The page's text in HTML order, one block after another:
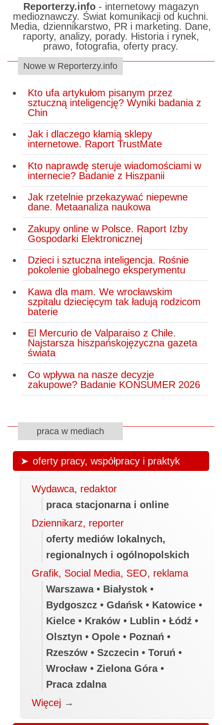
Reporterzy.info- internetowy magazyn
medioznawczy. Świat komunikacji od kuchni.
Media, dziennikarstwo, PR i marketing. Dane,
raporty, analizy, porady. Historia i rynek,
prawo, fotografia, oferty pracy.
Nowe w Reporterzy.info
Kto ufa artykułom pisanym przez
sztuczną inteligencję? Wyniki badania z
Chin
Jak i dlaczego kłamią sklepy
internetowe. Raport TrustMate
Kto naprawdę steruje wiadomościami w
internecie? Badanie z Hiszpanii
Jak rzetelnie przekazywać niepewne
dane. Metaanaliza naukowa
Zakupy online w Polsce. Raport Izby
Gospodarki Elektronicznej
Dzieci i sztuczna inteligencja. Rośnie
pokolenie globalnego eksperymentu
Kawa dla mam. We wrocławskim
szpitalu dziecięcym tak ładują rodzicom
baterie
El Mercurio de Valparaiso z Chile.
Najstarsza hiszpańskojęzyczna gazeta
świata
Co wpływa na nasze decyzje
zakupowe? Badanie KONSUMER 2026
praca w mediach
oferty pracy, współpracy i praktyk
Wydawca, redaktor
praca stacjonarna i online
Dziennikarz, reporter
oferty mediów lokalnych,
regionalnych i ogólnopolskich
Grafik, Social Media, SEO, reklama
Warszawa • Białystok •
Bydgoszcz • Gdańsk • Katowice •
Kielce • Kraków • Lublin • Łódź •
Olsztyn • Opole • Poznań •
Rzeszów • Szczecin • Toruń •
Wrocław • Zielona Góra •
Praca zdalna
Więcej →